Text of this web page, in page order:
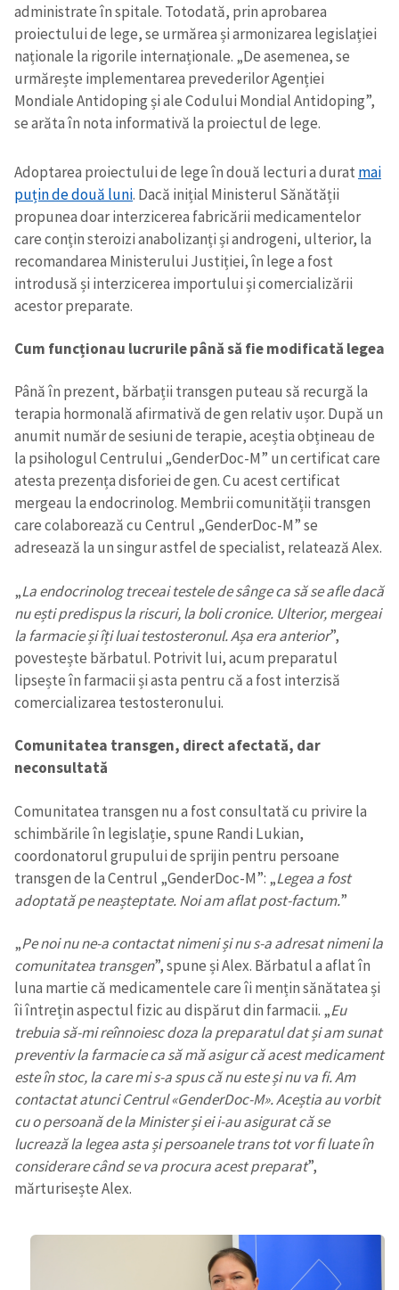
administrate în spitale. Totodată, prin aprobarea
proiectului de lege, se urmărea și armonizarea legislației
naționale la rigorile internaționale. „De asemenea, se
urmărește implementarea prevederilor Agenției
Mondiale Antidoping și ale Codului Mondial Antidoping”,
se arăta în nota informativă la proiectul de lege.
Adoptarea proiectului de lege în două lecturi a durat mai
puțin de două luni. Dacă inițial Ministerul Sănătății
propunea doar interzicerea fabricării medicamentelor
care conțin steroizi anabolizanți și androgeni, ulterior, la
recomandarea Ministerului Justiției, în lege a fost
introdusă și interzicerea importului și comercializării
acestor preparate.
Cum funcționau lucrurile până să fie modificată legea
Până în prezent, bărbații transgen puteau să recurgă la
terapia hormonală afirmativă de gen relativ ușor. După un
anumit număr de sesiuni de terapie, aceștia obțineau de
la psihologul Centrului „GenderDoc-M” un certificat care
atesta prezența disforiei de gen. Cu acest certificat
mergeau la endocrinolog. Membrii comunității transgen
care colaborează cu Centrul „GenderDoc-M” se
adresează la un singur astfel de specialist, relatează Alex.
„La endocrinolog treceai testele de sânge ca să se afle dacă
nu ești predispus la riscuri, la boli cronice. Ulterior, mergeai
la farmacie și îți luai testosteronul. Așa era anterior”,
povestește bărbatul. Potrivit lui, acum preparatul
lipsește în farmacii și asta pentru că a fost interzisă
comercializarea testosteronului.
Comunitatea transgen, direct afectată, dar
neconsultată
Comunitatea transgen nu a fost consultată cu privire la
schimbările în legislație, spune Randi Lukian,
coordonatorul grupului de sprijin pentru persoane
transgen de la Centrul „GenderDoc-M”: „Legea a fost
adoptată pe neașteptate. Noi am aflat post-factum.”
„Pe noi nu ne-a contactat nimeni și nu s-a adresat nimeni la
comunitatea transgen”, spune și Alex. Bărbatul a aflat în
luna martie că medicamentele care îi mențin sănătatea și
îi întrețin aspectul fizic au dispărut din farmacii. „Eu
trebuia să-mi reînnoiesc doza la preparatul dat și am sunat
preventiv la farmacie ca să mă asigur că acest medicament
este în stoc, la care mi s-a spus că nu este și nu va fi. Am
contactat atunci Centrul«GenderDoc-M». Aceștia au vorbit
cu o persoană de la Minister și ei i-au asigurat că se
lucrează la legea asta și persoanele trans tot vor fi luate în
considerare când se va procura acest preparat”,
mărturisește Alex.